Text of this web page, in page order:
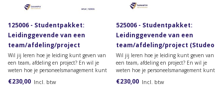
125006 - Studentpakket:
Leidinggevende van een
team/afdeling/project
(papieren versie)
Wil jij leren hoe je leiding kunt geven van
een team, afdeling en project? En wil je
weten hoe je personeelsmanagement kunt
vormgeven? Bestel dan het lesmateriaal
voor de opleiding Leidinggevende van een
€230,00 Incl. btw
525006 - Studentpakket:
Leidinggevende van een
team/afdeling/project (Studeo
versie)
Wil jij leren hoe je leiding kunt geven van
een team, afdeling en project? En wil je
weten hoe je personeelsmanagement kunt
vormgeven? Bestel dan het lesmateriaal
voor de opleiding Leidinggevende van een
€230,00 Incl. btw